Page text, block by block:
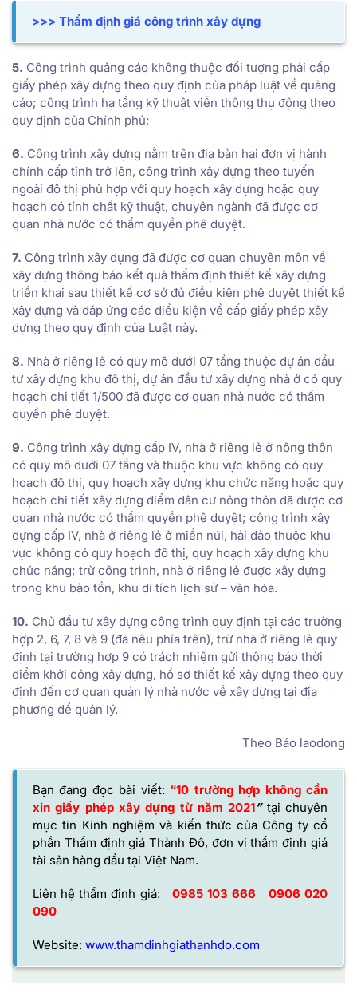
>>> Thẩm định giá công trình xây dựng
5. Công trình quảng cáo không thuộc đối tượng phải cấp
giấy phép xây dựng theo quy định của pháp luật về quảng
cáo; công trình hạ tầng kỹ thuật viễn thông thụ động theo
quy định của Chính phủ;
6. Công trình xây dựng nằm trên địa bàn hai đơn vị hành
chính cấp tỉnh trở lên, công trình xây dựng theo tuyến
ngoài đô thị phù hợp với quy hoạch xây dựng hoặc quy
hoạch có tính chất kỹ thuật, chuyên ngành đã được cơ
quan nhà nước có thẩm quyền phê duyệt.
7. Công trình xây dựng đã được cơ quan chuyên môn về
xây dựng thông báo kết quả thẩm định thiết kế xây dựng
triển khai sau thiết kế cơ sở đủ điều kiện phê duyệt thiết kế
xây dựng và đáp ứng các điều kiện về cấp giấy phép xây
dựng theo quy định của Luật này.
8. Nhà ở riêng lẻ có quy mô dưới 07 tầng thuộc dự án đầu
tư xây dựng khu đô thị, dự án đầu tư xây dựng nhà ở có quy
hoạch chi tiết 1/500 đã được cơ quan nhà nước có thẩm
quyền phê duyệt.
9. Công trình xây dựng cấp IV, nhà ở riêng lẻ ở nông thôn
có quy mô dưới 07 tầng và thuộc khu vực không có quy
hoạch đô thị, quy hoạch xây dựng khu chức năng hoặc quy
hoạch chi tiết xây dựng điểm dân cư nông thôn đã được cơ
quan nhà nước có thẩm quyền phê duyệt; công trình xây
dựng cấp IV, nhà ở riêng lẻ ở miền núi, hải đảo thuộc khu
vực không có quy hoạch đô thị, quy hoạch xây dựng khu
chức năng; trừ công trình, nhà ở riêng lẻ được xây dựng
trong khu bảo tồn, khu di tích lịch sử – văn hóa.
10. Chủ đầu tư xây dựng công trình quy định tại các trường
hợp 2, 6, 7, 8 và 9 (đã nêu phía trên), trừ nhà ở riêng lẻ quy
định tại trường hợp 9 có trách nhiệm gửi thông báo thời
điểm khởi công xây dựng, hồ sơ thiết kế xây dựng theo quy
định đến cơ quan quản lý nhà nước về xây dựng tại địa
phương để quản lý.
Theo Báo laodong
Bạn đang đọc bài viết: “10 trường hợp không cần
xin giấy phép xây dựng từ năm 2021” tại chuyên
mục tin Kinh nghiệm và kiến thức của Công ty cổ
phần Thẩm định giá Thành Đô, đơn vị thẩm định giá
tài sản hàng đầu tại Việt Nam.
Liên hệ thẩm định giá: 0985 103 666
0906 020
090
Website: www.thamdinhgiathanhdo.com